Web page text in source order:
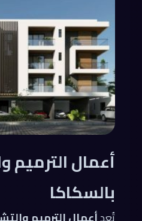
أعمال
بالسكاكا